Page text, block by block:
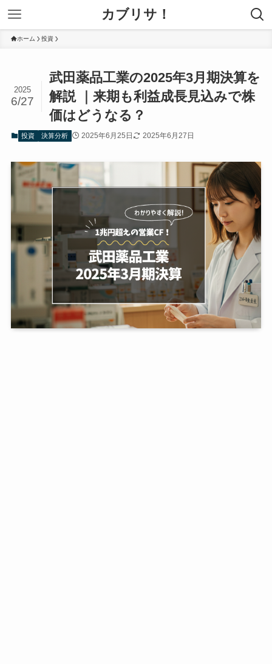
カブリサ！
ホーム 投資
武田薬品工業の2025年3月期決算を
解説 ｜来期も利益成長見込みで株
価はどうなる？
2025
6/27
投資 決算分析 2025年6月25日 2025年6月27日